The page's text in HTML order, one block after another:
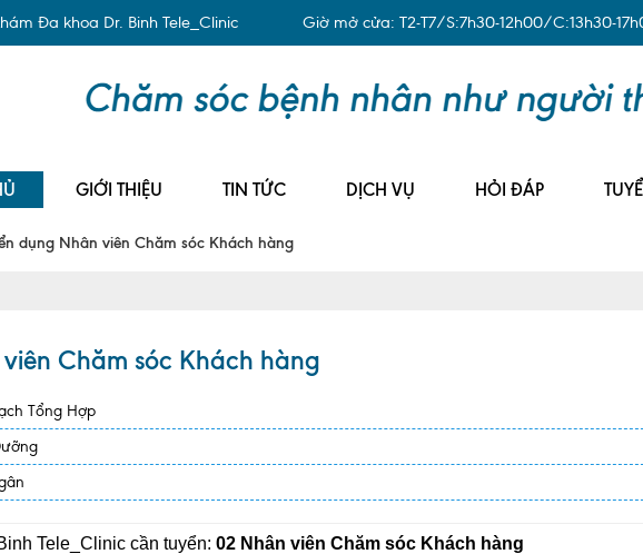
Đa khoa Dr. Binh Tele_Clinic Giờ mở cửa: T2-T7/S:7h30-12h00/C:13h30-
GIỚI THIỆU TIN TỨC DỊCH VỤ HỎI ĐÁP
dụng Nhân viên Chăm sóc Khách hàng
Chăm sóc Khách hàng
Tổng Hợp
Tele_Clinic cần tuyển: 02 Nhân viên Chăm sóc Khách hàng